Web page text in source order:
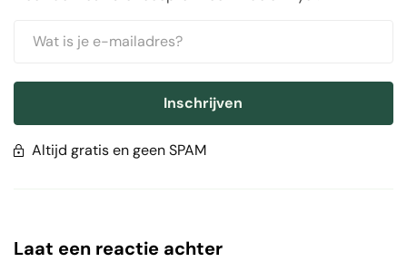
Inschrijven
Altijd gratis en geen SPAM
Laat een reactie achter